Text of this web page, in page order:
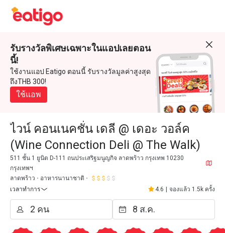
รับรางวัลพิเศษเฉพาะในแอปเลยตอน
นี้!
ใช้งานแอป Eatigo ตอนนี้ รับรางวัลมูลค่าสูงสุด
ถึงTHB 300!
ใช้แอพ
ไวน์ คอนเนคชั่น เดลี @ เดอะ วอล์ค
(Wine Connection Deli @ The Walk)
511 ชั้น 1 ยูนิต D-111 ถนประเสริฐมนูญกิจ ลาดพร้าว กรุงเทพ 10230
กรุงเทพฯ
ลาดพร้าว
อาหารนานาชาติ
เวลาทำการ
4.6 จองแล้ว 1.5k ครั้ง